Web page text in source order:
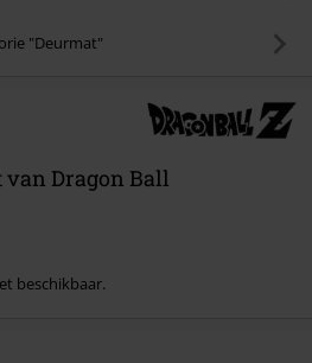
"Deurmat"
Dragon Ball
beschikbaar.